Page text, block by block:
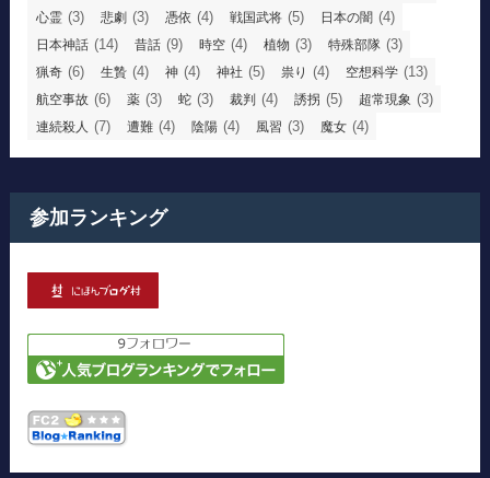
心霊 (3) 悲劇 (3) 憑依 (4) 戦国武将 (5) 日本の闇 (4)
日本神話 (14) 昔話 (9) 時空 (4) 植物 (3) 特殊部隊 (3)
猟奇 (6) 生贄 (4) 神 (4) 神社 (5) 祟り (4) 空想科学 (13)
航空事故 (6) 薬 (3) 蛇 (3) 裁判 (4) 誘拐 (5) 超常現象 (3)
連続殺人 (7) 遭難 (4) 陰陽 (4) 風習 (3) 魔女 (4)
参加ランキング